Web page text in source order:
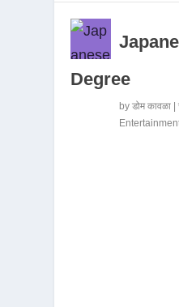
Degree
byडोम कावळा |